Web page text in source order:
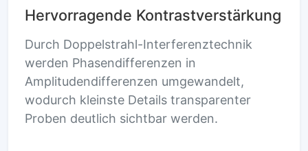
Hervorragende Kontrastverstärkung
Durch Doppelstrahl-Interferenztechnik
werden Phasendifferenzen in
Amplitudendifferenzen umgewandelt,
wodurch kleinste Details transparenter
Proben deutlich sichtbar werden.